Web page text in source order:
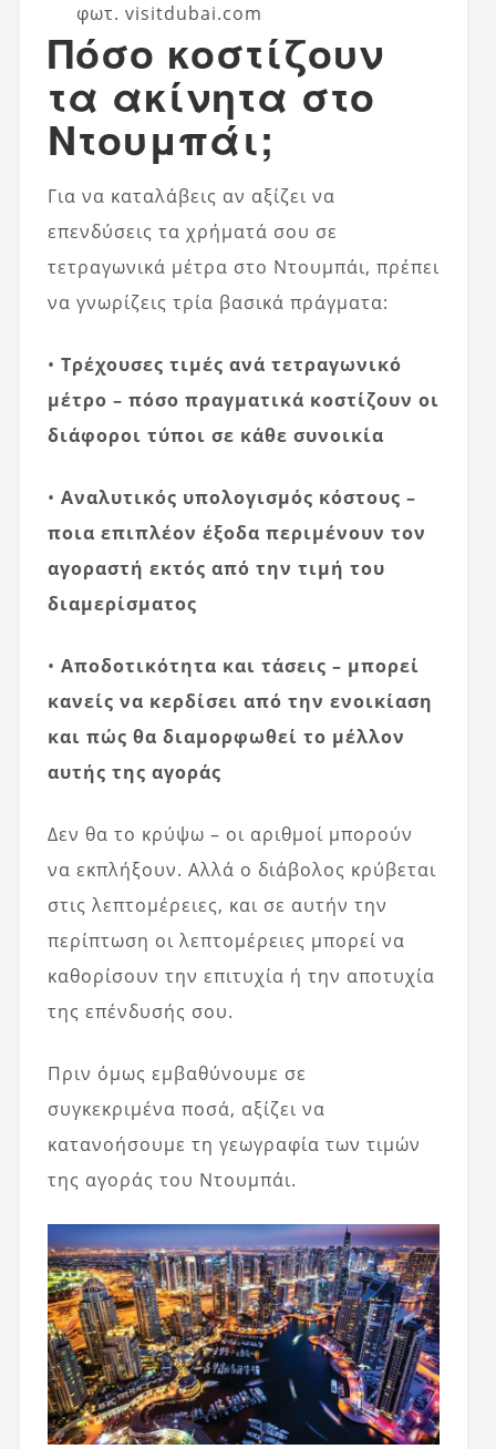
φωτ. visitdubai.com
Πόσο κοστίζουν
τα ακίνητα στο
Ντουμπάι;
Για να καταλάβεις αν αξίζει να
επενδύσεις τα χρήματά σου σε
τετραγωνικά μέτρα στο Ντουμπάι, πρέπει
να γνωρίζεις τρία βασικά πράγματα:
• Τρέχουσες τιμές ανά τετραγωνικό
μέτρο – πόσο πραγματικά κοστίζουν οι
διάφοροι τύποι σε κάθε συνοικία
• Αναλυτικός υπολογισμός κόστους –
ποια επιπλέον έξοδα περιμένουν τον
αγοραστή εκτός από την τιμή του
διαμερίσματος
• Αποδοτικότητα και τάσεις – μπορεί
κανείς να κερδίσει από την ενοικίαση
και πώς θα διαμορφωθεί το μέλλον
αυτής της αγοράς
Δεν θα το κρύψω – οι αριθμοί μπορούν
να εκπλήξουν. Αλλά ο διάβολος κρύβεται
στις λεπτομέρειες, και σε αυτήν την
περίπτωση οι λεπτομέρειες μπορεί να
καθορίσουν την επιτυχία ή την αποτυχία
της επένδυσής σου.
Πριν όμως εμβαθύνουμε σε
συγκεκριμένα ποσά, αξίζει να
κατανοήσουμε τη γεωγραφία των τιμών
της αγοράς του Ντουμπάι.